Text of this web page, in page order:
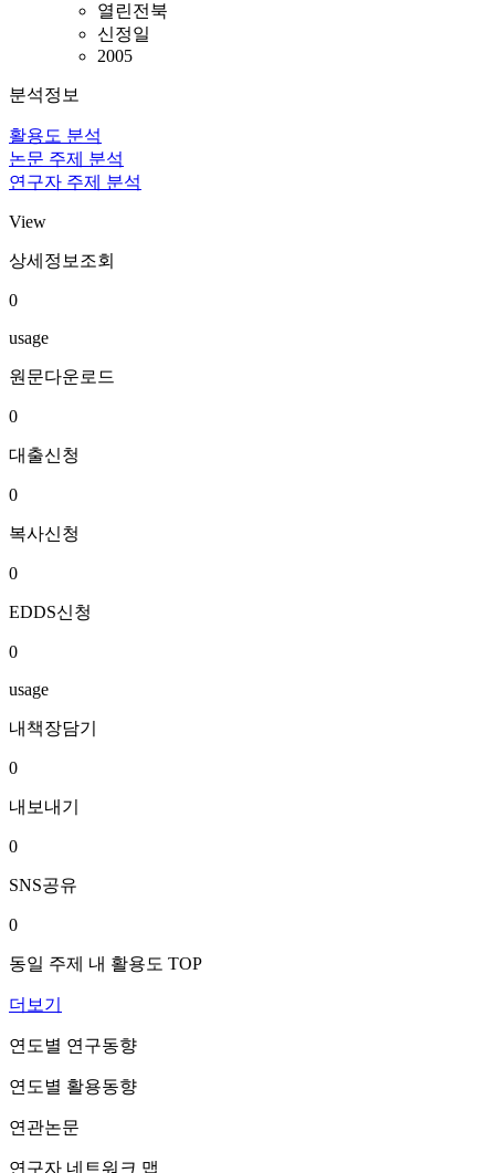
열린전북
신정일
2005
분석정보
활용도 분석
논문 주제 분석
연구자 주제 분석
View
상세정보조회
0
usage
원문다운로드
0
대출신청
0
복사신청
0
EDDS신청
0
usage
내책장담기
0
내보내기
0
SNS공유
0
동일 주제 내 활용도 TOP
더보기
연도별 연구동향
연도별 활용동향
연관논문
연구자 네트워크 맵